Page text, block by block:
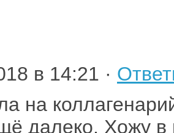
в 14:21 ·
на
далеко. Хожу